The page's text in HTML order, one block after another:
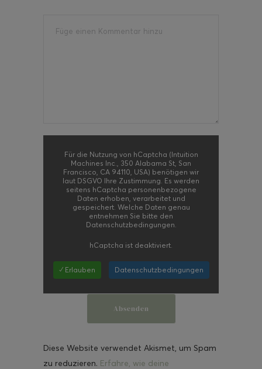
Für die Nutzung von hCaptcha (Intuition
Machines Inc., 350 Alabama St, San
Francisco, CA 94110, USA) benötigen wir
laut DSGVO Ihre Zustimmung. Es werden
seitens hCaptcha personenbezogene
Daten erhoben, verarbeitet und
gespeichert. Welche Daten genau
entnehmen Sie bitte den
Datenschutzbedingungen.
hCaptcha ist deaktiviert.
✓ Erlauben Datenschutzbedingungen
Diese Website verwendet Akismet, um Spam
zu reduzieren. Erfahre, wie deine